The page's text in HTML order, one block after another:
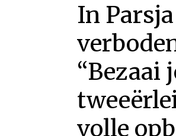
In
“Bezaai
volle